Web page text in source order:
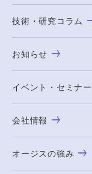
技術・研究コラム
お知らせ
イベント・セミナー
会社情報
オージスの強み